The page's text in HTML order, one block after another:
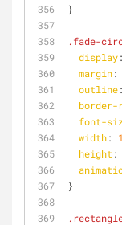
}
.fade-
display
margin:
outline:
border-
font-
width:
height :
}